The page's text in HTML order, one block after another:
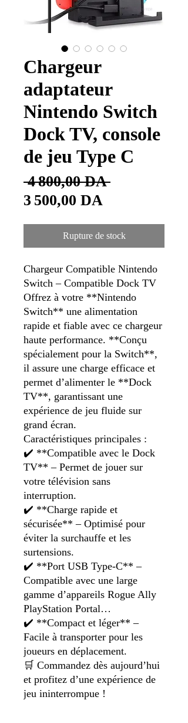
Chargeur
adaptateur
Nintendo Switch
Dock TV, console
de jeu Type C
4 800,00 DA Prix
3 500,00 DA
Rupture de stock
Chargeur Compatible Nintendo
Switch – Compatible Dock TV
Offrez à votre **Nintendo
Switch** une alimentation
rapide et fiable avec ce chargeur
haute performance. **Conçu
spécialement pour la Switch**,
il assure une charge efficace et
permet d’alimenter le **Dock
TV**, garantissant une
expérience de jeu fluide sur
grand écran.
Caractéristiques principales :
✔️ **Compatible avec le Dock
TV** – Permet de jouer sur
votre télévision sans
interruption.
✔️ **Charge rapide et
sécurisée** – Optimisé pour
éviter la surchauffe et les
surtensions.
✔️ **Port USB Type-C** –
Compatible avec une large
gamme d’appareils Rogue Ally
PlayStation Portal…
✔️ **Compact et léger** –
Facile à transporter pour les
joueurs en déplacement.
🛒 Commandez dès aujourd’hui
et profitez d’une expérience de
jeu ininterrompue !